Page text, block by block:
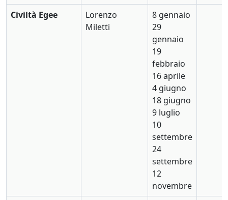
Civiltà Egee
Lorenzo
Miletti
8 gennaio
29
gennaio
19
febbraio
16 aprile
4 giugno
18 giugno
9 luglio
10
settembre
24
settembre
12
novembre